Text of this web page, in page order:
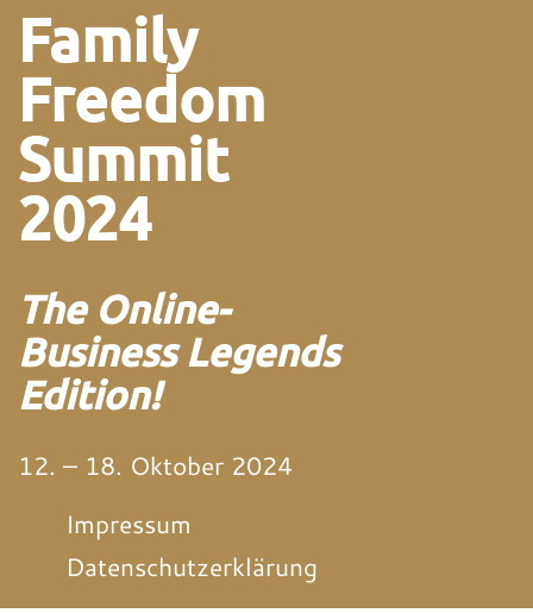
Family
Freedom
Summit
2024
The Online-
Business Legends
Edition!
12. – 18. Oktober 2024
Impressum
Datenschutzerklärung